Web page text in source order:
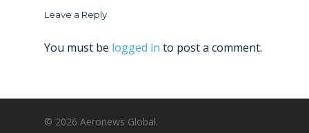
Leave a Reply
You must be logged in to post a comment.
© 2026 Aeronews Global.